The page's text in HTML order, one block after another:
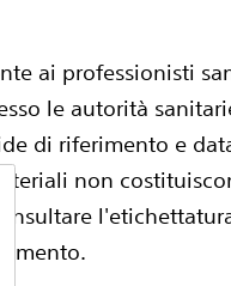
ai professionisti
le autorità
di riferimento e
non
di pacing